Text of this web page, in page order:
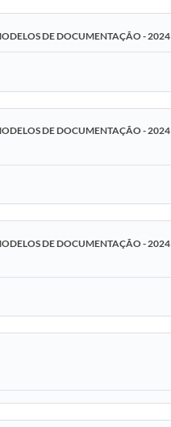
DE DOCUMENTAÇÃO - 2024
DE DOCUMENTAÇÃO - 2024
DE DOCUMENTAÇÃO - 2024